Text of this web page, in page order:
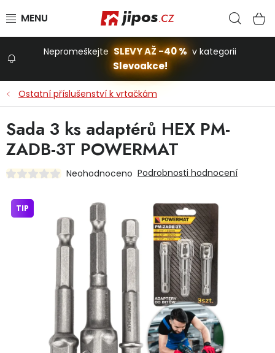
Stavba a dům
Domácnost
Dětská hřiště
Autodoplňky
Nepromeškejte SLEVY AŽ -40 % v kategorii
Slevoakce!
Ostatní příslušenství k vrtačkám
Sada 3 ks adaptérů HEX PM-
ZADB-3T POWERMAT
Neohodnoceno Podrobnosti hodnocení
TIP